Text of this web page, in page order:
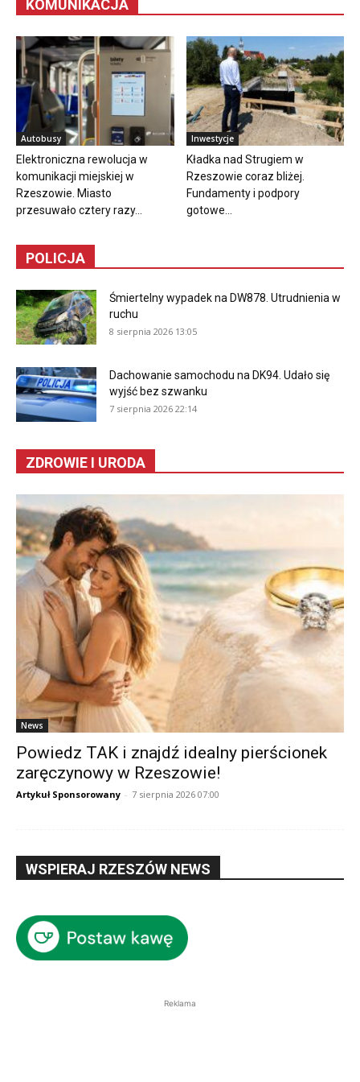
KOMUNIKACJA
Autobusy
Elektroniczna rewolucja w
komunikacji miejskiej w
Rzeszowie. Miasto
przesuwało cztery razy...
Inwestycje
Kładka nad Strugiem w
Rzeszowie coraz bliżej.
Fundamenty i podpory
gotowe...
POLICJA
Śmiertelny wypadek na DW878. Utrudnienia w
ruchu
8 sierpnia 2026 13:05
Dachowanie samochodu na DK94. Udało się
wyjść bez szwanku
7 sierpnia 2026 22:14
ZDROWIE I URODA
News
Powiedz TAK i znajdź idealny pierścionek
zaręczynowy w Rzeszowie!
Artykuł Sponsorowany - 7 sierpnia 2026 07:00
WSPIERAJ RZESZÓW NEWS
Reklama